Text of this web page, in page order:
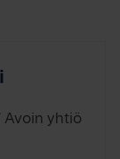
Avoin yhtiö